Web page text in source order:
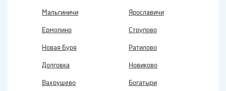
Мальгиничи Ярославичи
Ермолино Струпово
Новая Буря Ратилово
Долговка Новиково
Вахрушево Богатыри